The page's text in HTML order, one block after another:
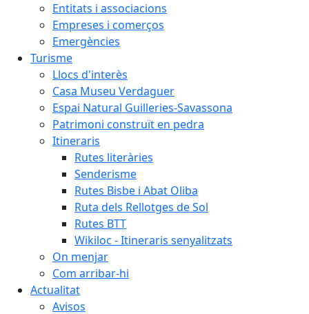
Entitats i associacions
Empreses i comerços
Emergències
Turisme
Llocs d'interès
Casa Museu Verdaguer
Espai Natural Guilleries-Savassona
Patrimoni construït en pedra
Itineraris
Rutes literàries
Senderisme
Rutes Bisbe i Abat Oliba
Ruta dels Rellotges de Sol
Rutes BTT
Wikiloc - Itineraris senyalitzats
On menjar
Com arribar-hi
Actualitat
Avisos